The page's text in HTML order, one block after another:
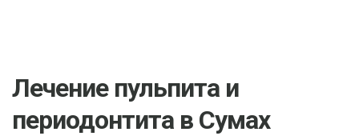
Лечение пульпита и
периодонтита в Сумах